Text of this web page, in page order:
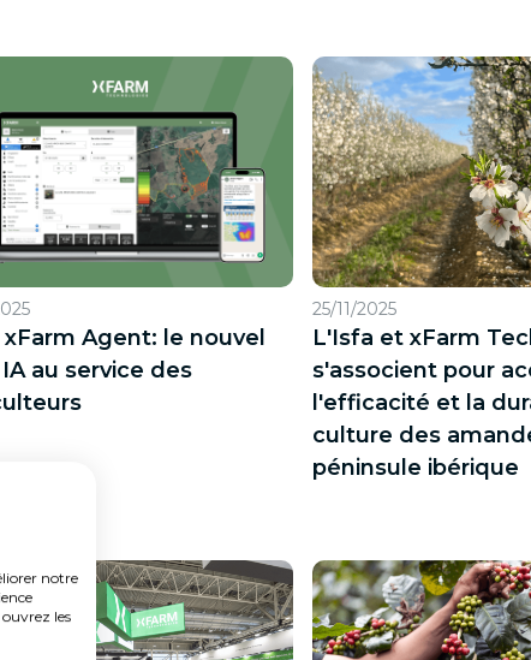
xFarm Agent: le nouvel
au service des
25/11/2025
L'Isfa et xFarm
s'associent pour
l'efficacité et la
culture des
péninsule ibérique
notre
les